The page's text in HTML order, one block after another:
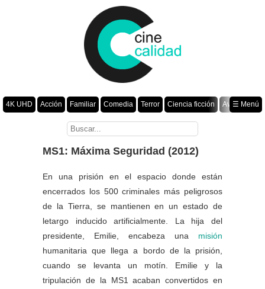
4K UHD Acción Familiar Comedia Terror Ciencia ficción
Aventura
Romance Fantasía Drama Animación Crimen
☰ Menú
MS1: Máxima Seguridad (2012)
En una prisión en el espacio donde están
encerrados los 500 criminales más peligrosos
de la Tierra, se mantienen en un estado de
letargo inducido artificialmente. La hija del
presidente, Emilie, encabeza una misión
humanitaria que llega a bordo de la prisión,
cuando se levanta un motín. Emilie y la
tripulación de la MS1 acaban convertidos en